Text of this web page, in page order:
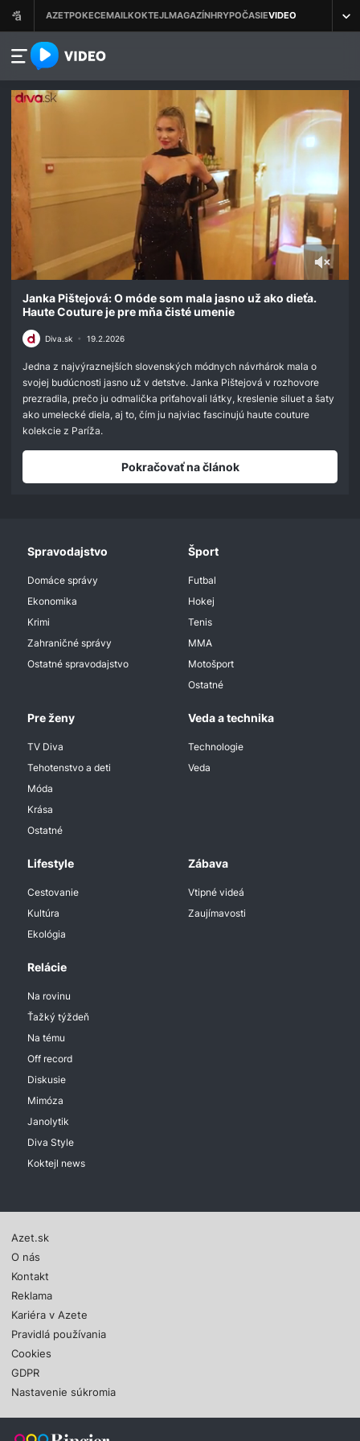
azet.video.sk
seconds
minutes,
seconds
Janka Pištejová: O móde som mala jasno už ako dieťa.
Haute Couture je pre mňa čisté umenie
Diva.sk • 19.2.2026
Jedna z najvýraznejších slovenských módnych návrhárok mala o
svojej budúcnosti jasno už v detstve. Janka Pištejová v rozhovore
prezradila, prečo ju odmalička priťahovali látky, kreslenie siluet a šaty
ako umelecké diela, aj to, čím ju najviac fascinujú haute couture
kolekcie z Paríža.
Pokračovať na článok
Spravodajstvo
Domáce správy
Ekonomika
Krimi
Zahraničné správy
Ostatné spravodajstvo
Šport
Futbal
Hokej
Tenis
MMA
Motošport
Ostatné
Pre ženy
TV Diva
Tehotenstvo a deti
Móda
Krása
Ostatné
Veda a technika
Technologie
Veda
Lifestyle
Cestovanie
Kultúra
Ekológia
Zábava
Vtipné videá
Zaujímavosti
Relácie
Na rovinu
Ťažký týždeň
Na tému
Off record
Diskusie
Mimóza
Janolytik
Diva Style
Koktejl news
Azet.sk
O nás
Kontakt
Reklama
Kariéra v Azete
Pravidlá používania
Cookies
GDPR
Nastavenie súkromia